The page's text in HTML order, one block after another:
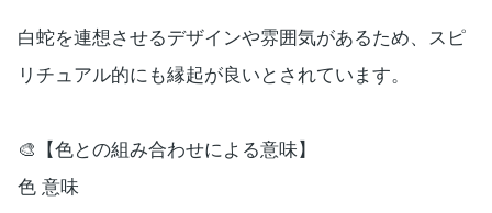
白蛇を連想させるデザインや雰囲気があるため、スピ
リチュアル的にも縁起が良いとされています。
🎨【色との組み合わせによる意味】
色 意味